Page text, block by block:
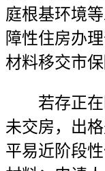
庭根基环境
障性住房办
材料移交市
若存正在
未交房，出
平易近阶段